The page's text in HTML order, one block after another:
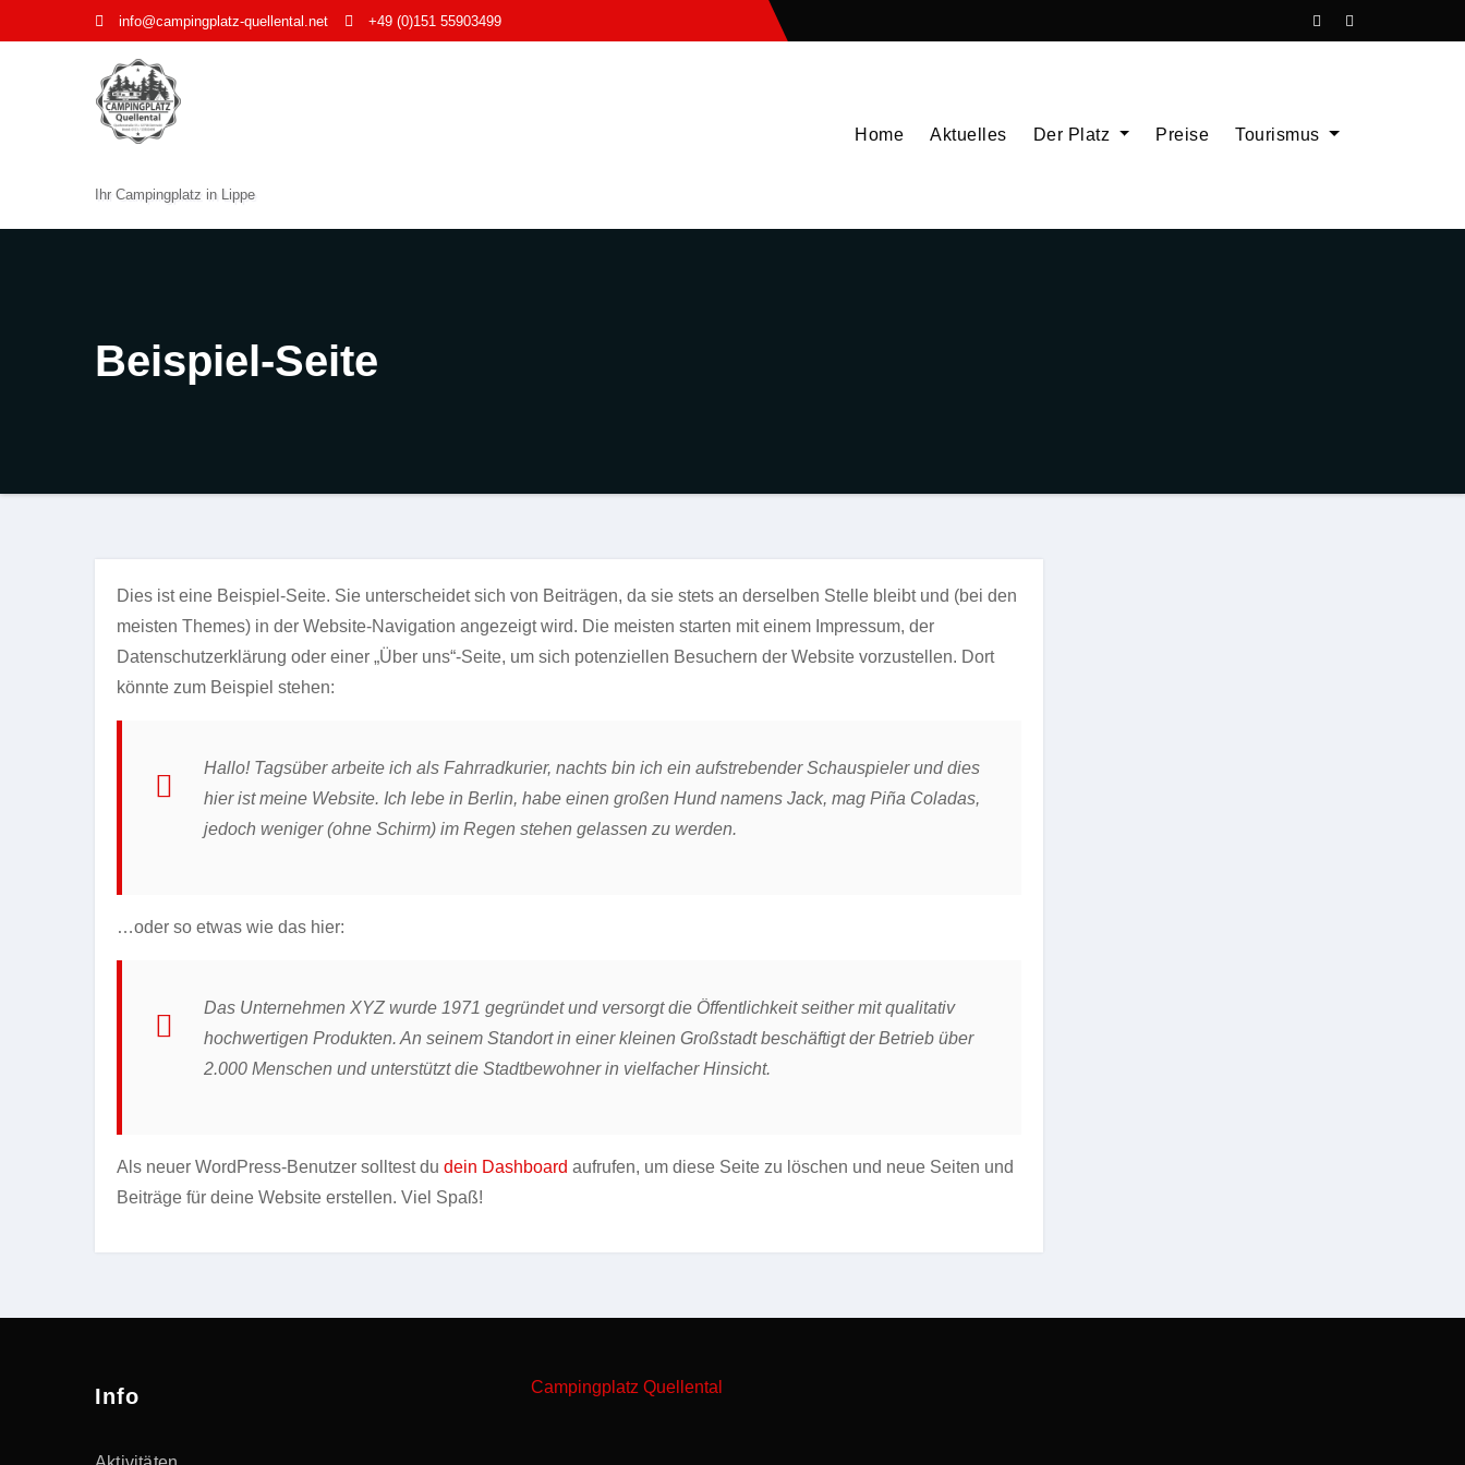
Inhalt
info@campingplatz-quellental.net +49 (0)151 55903499
Ihr Campingplatz in Lippe
Home Aktuelles Der Platz Preise Tourismus
Beispiel-Seite
Dies ist eine Beispiel-Seite. Sie unterscheidet sich von Beiträgen, da sie stets an derselben Stelle bleibt und (bei den
meisten Themes) in der Website-Navigation angezeigt wird. Die meisten starten mit einem Impressum, der
Datenschutzerklärung oder einer „Über uns“-Seite, um sich potenziellen Besuchern der Website vorzustellen. Dort
könnte zum Beispiel stehen:
Hallo! Tagsüber arbeite ich als Fahrradkurier, nachts bin ich ein aufstrebender Schauspieler und dies
hier ist meine Website. Ich lebe in Berlin, habe einen großen Hund namens Jack, mag Piña Coladas,
jedoch weniger (ohne Schirm) im Regen stehen gelassen zu werden.
…oder so etwas wie das hier:
Das Unternehmen XYZ wurde 1971 gegründet und versorgt die Öffentlichkeit seither mit qualitativ
hochwertigen Produkten. An seinem Standort in einer kleinen Großstadt beschäftigt der Betrieb über
2.000 Menschen und unterstützt die Stadtbewohner in vielfacher Hinsicht.
Als neuer WordPress-Benutzer solltest du dein Dashboard aufrufen, um diese Seite zu löschen und neue Seiten und
Beiträge für deine Website erstellen. Viel Spaß!
Info Campingplatz Quellental